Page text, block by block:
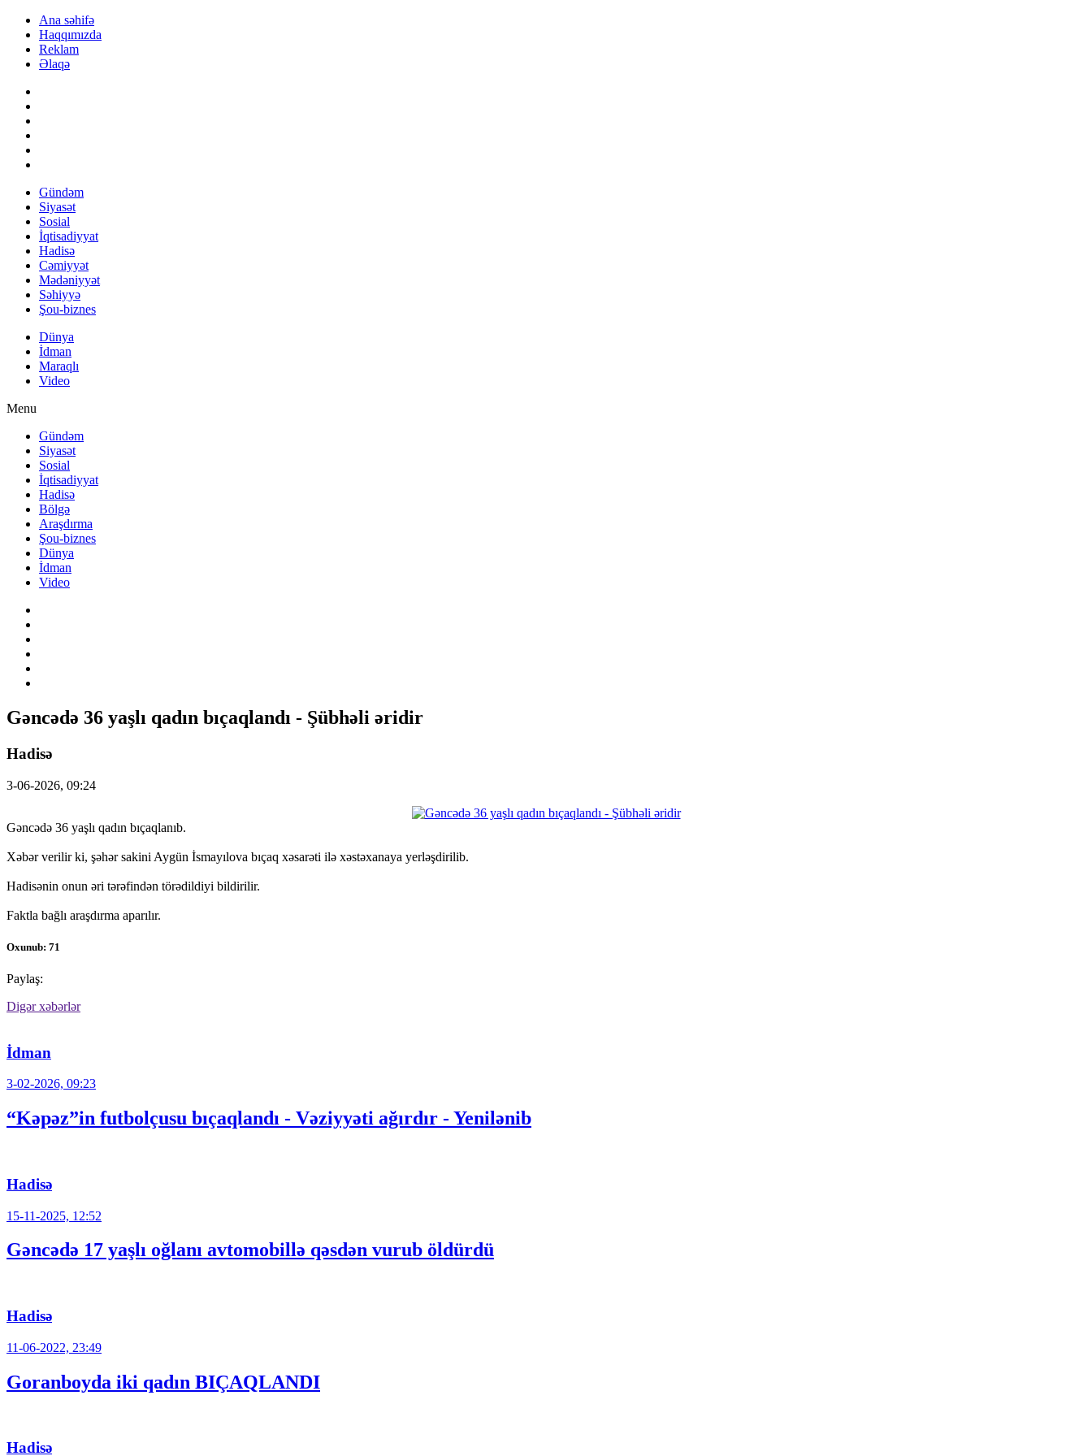
Ana səhifə
Haqqımızda
Reklam
Əlaqə
Gündəm
Siyasət
Sosial
İqtisadiyyat
Hadisə
Cəmiyyət
Mədəniyyət
Səhiyyə
Şou-biznes
Dünya
İdman
Maraqlı
Video
Menu
Gündəm
Siyasət
Sosial
İqtisadiyyat
Hadisə
Bölgə
Araşdırma
Şou-biznes
Dünya
İdman
Video
Gəncədə 36 yaşlı qadın bıçaqlandı - Şübhəli əridir
Hadisə
3-06-2026, 09:24
Gəncədə 36 yaşlı qadın bıçaqlanıb.
Xəbər verilir ki, şəhər sakini Aygün İsmayılova bıçaq xəsarəti ilə xəstəxanaya yerləşdirilib.
Hadisənin onun əri tərəfindən törədildiyi bildirilir.
Faktla bağlı araşdırma aparılır.
Oxunub: 71
Paylaş:
Digər xəbərlər
İdman
3-02-2026, 09:23
“Kəpəz”in futbolçusu bıçaqlandı - Vəziyyəti ağırdır - Yenilənib
Hadisə
15-11-2025, 12:52
Gəncədə 17 yaşlı oğlanı avtomobillə qəsdən vurub öldürdü
Hadisə
11-06-2022, 23:49
Goranboyda iki qadın BIÇAQLANDI
Hadisə